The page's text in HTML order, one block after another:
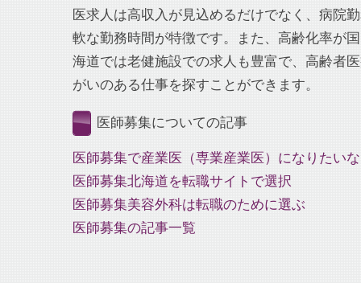
医求人は高収入が見込めるだけでなく、病院
軟な勤務時間が特徴です。また、高齢化率が
海道では老健施設での求人も豊富で、高齢者
がいのある仕事を探すことができます。
医師募集についての記事
医師募集で産業医（専業産業医）になりたい
医師募集北海道を転職サイトで選択
医師募集美容外科は転職のために選ぶ
医師募集の記事一覧